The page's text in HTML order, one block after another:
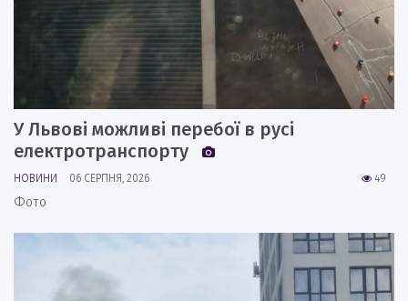
У Львові можливі перебої в русі
електротранспорту
49
НОВИНИ 06 СЕРПНЯ, 2026
Фото